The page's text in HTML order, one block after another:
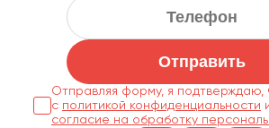
Отправить
Отправляя форму, я подтверждаю,
с политикой конфиденциальности
согласие на обработку